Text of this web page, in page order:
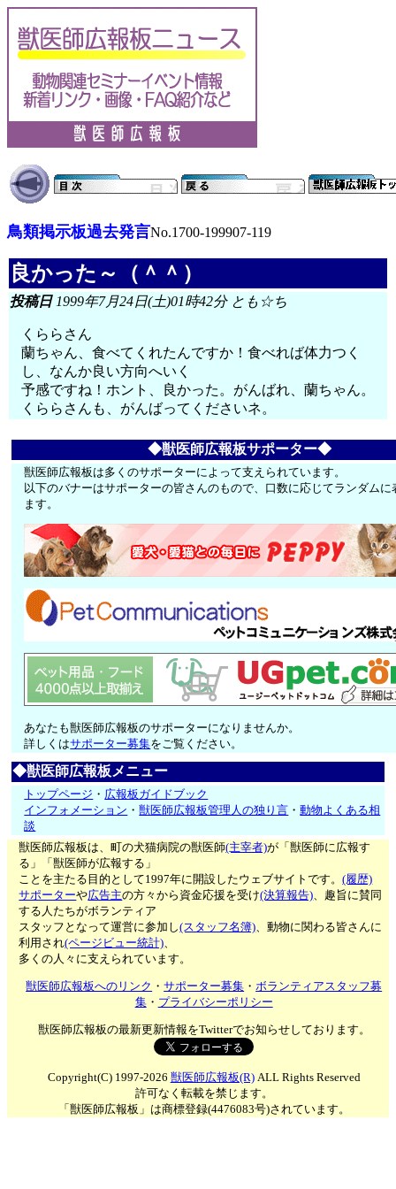
鳥類掲示板過去発言No.1700-199907-119
良かった～（＾＾）
投稿日1999年7月24日(土)01時42分 とも☆ち
くららさん
蘭ちゃん、食べてくれたんですか！食べれば体力つく
し、なんか良い方向へいく
予感ですね！ホント、良かった。がんばれ、蘭ちゃん。
くららさんも、がんばってくださいネ。
◆獣医師広報板サポーター◆
獣医師広報板は多くのサポーターによって支えられています。
以下のバナーはサポーターの皆さんのもので、口数に応じてランダムに
ます。
あなたも獣医師広報板のサポーターになりませんか。
詳しくはサポーター募集をご覧ください。
◆獣医師広報板メニュー
トップページ ・ 広報板ガイドブック
インフォメーション ・獣医師広報板管理人の独り言 ・動物よくある相
談
獣医師広報板は、町の犬猫病院の獣医師(主宰者)が「獣医師に広報す
る」「獣医師が広報する」
ことを主たる目的として1997年に開設したウェブサイトです。(履歴)
サポーターや広告主の方々から資金応援を受け(決算報告)、趣旨に賛同
する人たちがボランティア
スタッフとなって運営に参加し(スタッフ名簿)、動物に関わる皆さんに
利用され(ページビュー統計)、
多くの人々に支えられています。
獣医師広報板へのリンク ・サポーター募集 ・ボランティアスタッフ募
集・ プライバシーポリシー
獣医師広報板の最新更新情報をTwitterでお知らせしております。
Copyright(C) 1997-2026 獣医師広報板(R)ALL Rights Reserved
許可なく転載を禁じます。
「獣医師広報板」は商標登録(4476083号)されています。